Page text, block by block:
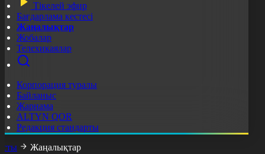
Тікелей эфир
Бағдарлама кестесі
Жаңалықтар
Жобалар
Телехикаялар
Корпорация туралы
Байланыс
Жарнама
ALTYN QOR
Редакция стандарты
Жаңалықтар